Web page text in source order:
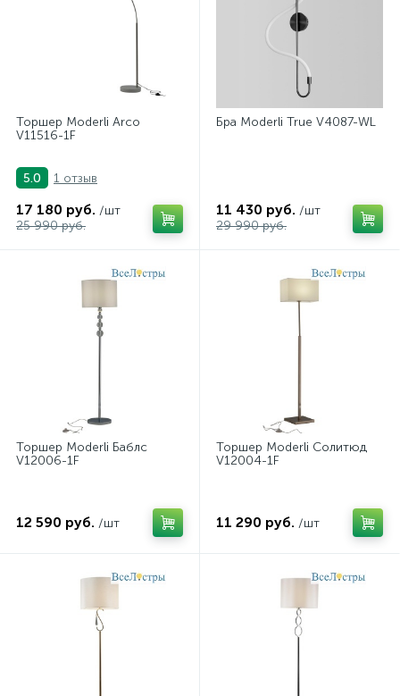
Точечные светильники
Хрустальные люстры
Торшер Moderli Arco
V11516-1F
5.0 1 отзыв
17 180 руб. /шт
25 990 руб.
Бра Moderli True V4087-WL
11 430 руб. /шт
29 990 руб.
Торшер Moderli Баблс
V12006-1F
12 590 руб. /шт
Торшер Moderli Солитюд
V12004-1F
11 290 руб. /шт